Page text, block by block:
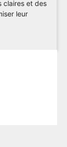
claires et des
leur